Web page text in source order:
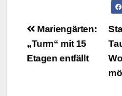
Mariengärten:
„Turm“ mit 15
Etagen entfällt